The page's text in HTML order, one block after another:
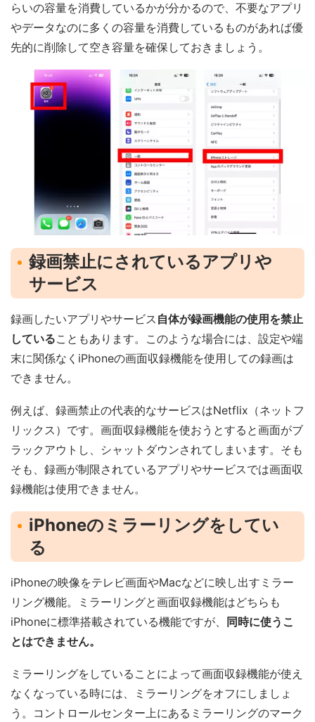
らいの容量を消費しているかが分かるので、不要なアプリ
やデータなのに多くの容量を消費しているものがあれば優
先的に削除して空き容量を確保しておきましょう。
録画禁止にされているアプリや
サービス
録画したいアプリやサービス 自体が録画機能の使用を禁止
していることもあります。このような場合には、設定や端
末に関係なくiPhoneの画面収録機能を使用しての録画は
できません。
例えば、録画禁止の代表的なサービスはNetflix（ネットフ
リックス）です。画面収録機能を使おうとすると画面がブ
ラックアウトし、シャットダウンされてしまいます。そも
そも、録画が制限されているアプリやサービスでは画面収
録機能は使用できません。
iPhoneのミラーリングをしてい
る
iPhoneの映像をテレビ画面やMacなどに映し出すミラー
リング機能。ミラーリングと画面収録機能はどちらも
iPhoneに標準搭載されている機能ですが、 同時に使うこ
とはできません。
ミラーリングをしていることによって画面収録機能が使え
なくなっている時には、ミラーリングをオフにしましょ
う。コントロールセンター上にあるミラーリングのマーク